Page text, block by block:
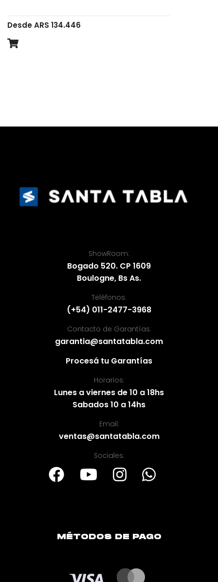
Desde ARS 134.446
ShowRoom:
Bogado 520. CP 1609
Boulogne, Bs As.
Teléfonos:
(+54) 011-2477-3968
Contacto de Garantías:
garantia@santatabla.com
Procesá tu Garantías
Horarios:
Lunes a viernes de 10 a 18hs
Sabados 10 a 14hs
Email:
ventas@santatabla.com
Sociales:
MÉTODOS DE PAGO